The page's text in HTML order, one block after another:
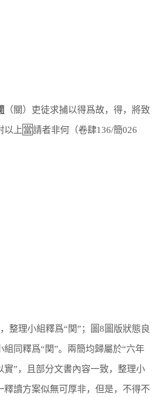
（關）吏徒求捕以得爲故，得，將致
以上當請者非何（卷肆136/簡026
理小組釋爲“関”；圖8圖版狀態良
同釋爲“関”。兩簡均歸屬於“六年
實”，且部分文書內容一致，整理小
釋讀方案似無可厚非，但是，不得不